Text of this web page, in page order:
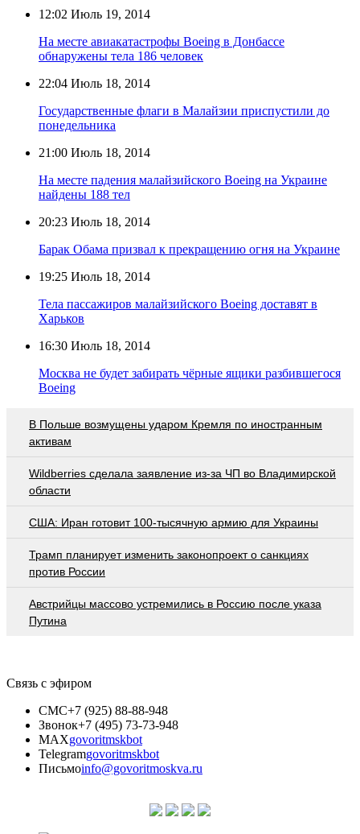
12:02 Июль 19, 2014
На месте авиакатастрофы Boeing в Донбассе
обнаружены тела 186 человек
22:04 Июль 18, 2014
Государственные флаги в Малайзии приспустили до
понедельника
21:00 Июль 18, 2014
На месте падения малайзийского Boeing на Украине
найдены 188 тел
20:23 Июль 18, 2014
Барак Обама призвал к прекращению огня на Украине
19:25 Июль 18, 2014
Тела пассажиров малайзийского Boeing доставят в
Харьков
16:30 Июль 18, 2014
Москва не будет забирать чёрные ящики разбившегося
Boeing
В Польше возмущены ударом Кремля по иностранным
активам
Wildberries cделала заявление из-за ЧП во Владимирской
области
США: Иран готовит 100-тысячную армию для Украины
Трамп планирует изменить законопроект о санкциях
против России
Австрийцы массово устремились в Россию после указа
Путина
Связь с эфиром
СМС+7 (925) 88-88-948
Звонок+7 (495) 73-73-948
MAXgovoritmskbot
Telegramgovoritmskbot
Письмоinfo@govoritmoskva.ru